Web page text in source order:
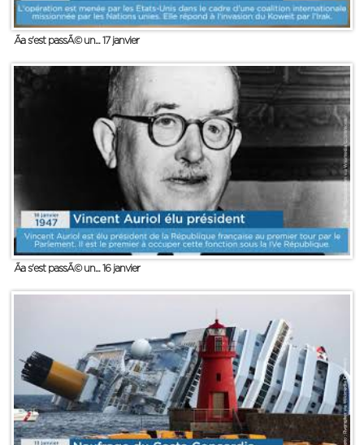
Ãa s'est passÃ© un... 17 janvier
Ãa s'est passÃ© un... 16 janvier